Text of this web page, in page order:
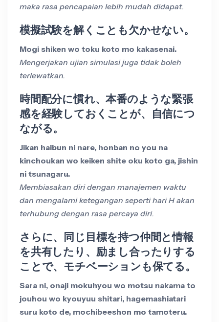
maka rasa pencapaian lebih mudah didapat.
模擬試験を解くことも欠かせない。
Mogi shiken wo toku koto mo kakasenai.
Mengerjakan ujian simulasi juga tidak boleh
terlewatkan.
時間配分に慣れ、本番のような緊張
感を経験しておくことが、自信につ
ながる。
Jikan haibun ni nare, honban no you na
kinchoukan wo keiken shite oku koto ga, jishin
ni tsunagaru.
Membiasakan diri dengan manajemen waktu
dan mengalami ketegangan seperti hari H akan
terhubung dengan rasa percaya diri.
さらに、同じ目標を持つ仲間と情報
を共有したり、励まし合ったりする
ことで、モチベーションも保てる。
Sara ni, onaji mokuhyou wo motsu nakama to
jouhou wo kyouyuu shitari, hagemashiatari
suru koto de, mochibeeshon mo tamoteru.